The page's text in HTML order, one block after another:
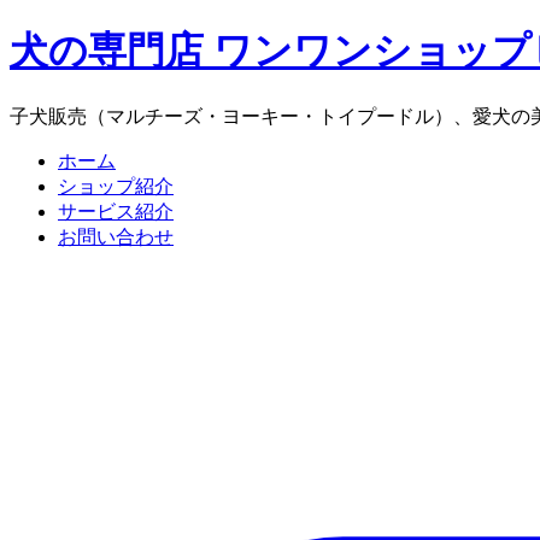
犬の専門店 ワンワンショッ
子犬販売（マルチーズ・ヨーキー・トイプードル）、愛犬の
ホーム
ショップ紹介
サービス紹介
お問い合わせ